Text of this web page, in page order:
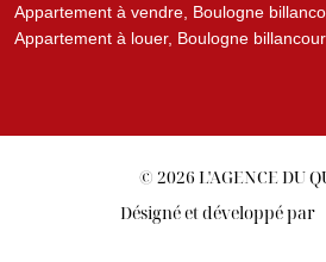
Appartement à vendre, Boulogne
Appartement à louer, Boulogne
© 2026 L'AGENCE DU
Désigné et développé par